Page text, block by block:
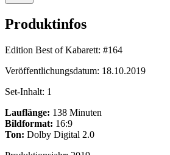
Produktinfos
Edition Best of Kabarett: #164
Veröffentlichungsdatum: 18.10.2019
Set-Inhalt: 1
Lauflänge: 138 Minuten
Bildformat: 16:9
Ton: Dolby Digital 2.0